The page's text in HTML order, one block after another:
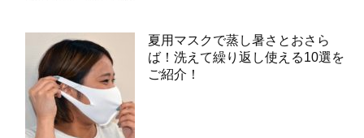
夏用マスクで蒸し暑さとおさら
ば！洗えて繰り返し使える10選を
ご紹介！